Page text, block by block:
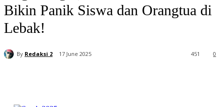
Bikin Panik Siswa dan Orangtua di
Lebak!
By Redaksi 2 17 June 2025 0
451